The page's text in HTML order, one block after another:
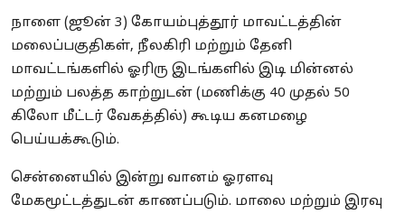
நாளை (ஜூன் 3) கோயம்புத்தூர் மாவட்டத்தின்
மலைப்பகுதிகள், நீலகிரி மற்றும் தேனி
மாவட்டங்களில் ஓரிரு இடங்களில் இடி மின்னல்
மற்றும் பலத்த காற்றுடன் (மணிக்கு 40 முதல் 50
கிலோ மீட்டர் வேகத்தில்) கூடிய கனமழை
பெய்யக்கூடும்.
சென்னையில் இன்று வானம் ஓரளவு
மேகமூட்டத்துடன் காணப்படும். மாலை மற்றும் இரவு